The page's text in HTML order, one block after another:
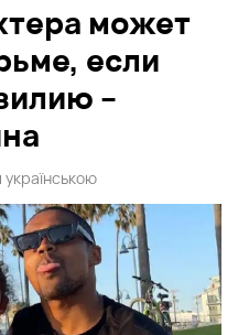
может
если
–
українською